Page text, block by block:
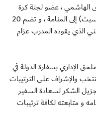
الهاشمي ، عضو لجنة كرة
القدم للسيدات ، قد وصلت مساء أمس (السبت) إلى المنامة ، و تضم 20
الذي يقوده المدرب عزام
الإداري بسفارة الدولة في
والإشراف على الترتيبات
الشكر لسعادة السفير
و متابعته لكافة ترتيبات